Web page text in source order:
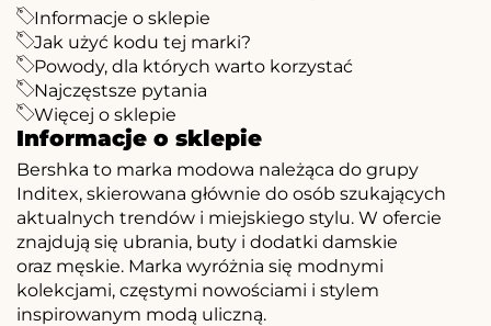
Informacje o sklepie
Jak użyć kodu tej marki?
Powody, dla których warto korzystać
Najczęstsze pytania
Więcej o sklepie
Informacje o sklepie
Bershka to marka modowa należąca do grupy
Inditex, skierowana głównie do osób szukających
aktualnych trendów i miejskiego stylu. W ofercie
znajdują się ubrania, buty i dodatki damskie
oraz męskie. Marka wyróżnia się modnymi
kolekcjami, częstymi nowościami i stylem
inspirowanym modą uliczną.